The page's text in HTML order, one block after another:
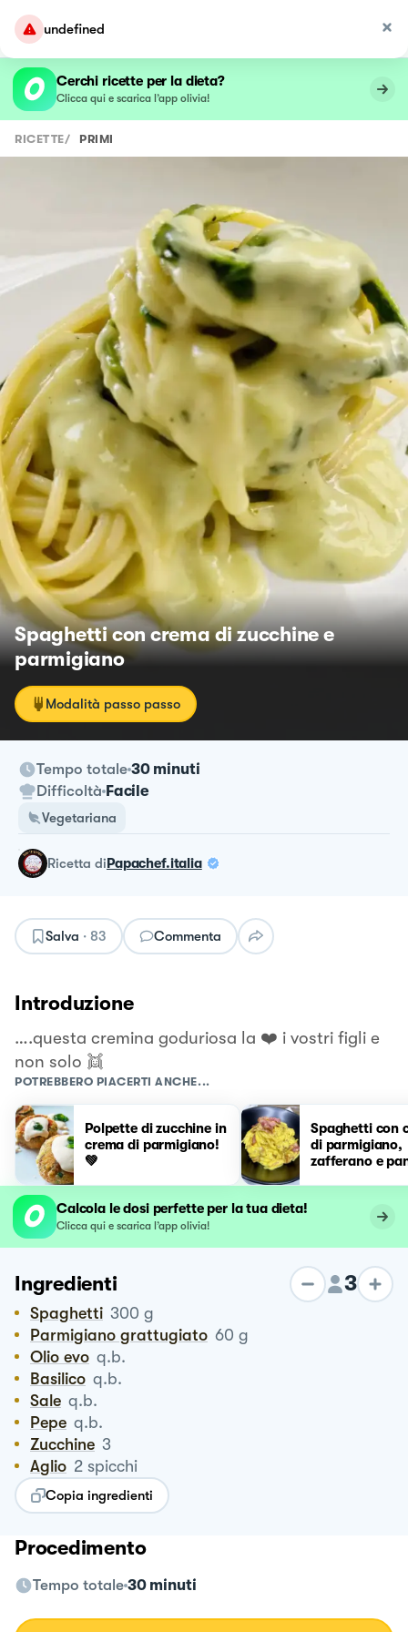
undefined
Cerchi ricette per la dieta?
Clicca qui e scarica l’app olivia!
RICETTE/ PRIMI
Spaghetti con crema di zucchine e
parmigiano
Modalità passo passo
Tempo totale 30 minuti
Difficoltà Facile
Vegetariana
ricetta diPapachef.italia
Salva · 83 Commenta
Introduzione
….questa cremina goduriosa la ❤️ i vostri figli e
non solo 👯
POTREBBERO PIACERTI ANCHE...
Polpette di zucchine in
crema di parmigiano!
💚
Spaghetti con
di parmigiano,
zafferano e
Calcola le dosi perfette per la tua dieta!
Clicca qui e scarica l’app olivia!
Ingredienti 3
Spaghetti 300 g
Parmigiano grattugiato 60 g
Olio evo q.b.
Basilico q.b.
Sale q.b.
Pepe q.b.
Zucchine 3
Aglio 2 spicchi
Copia ingredienti
Procedimento
Tempo totale 30 minuti